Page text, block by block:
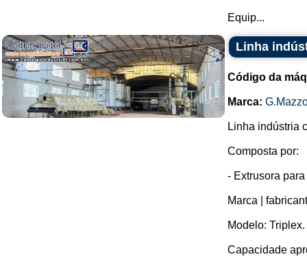
Equip...
Linha
Código da
Marca:
Linha indústria
Composta por:
- Extrusora
Marca |
Modelo: Triplex.
Capacidade